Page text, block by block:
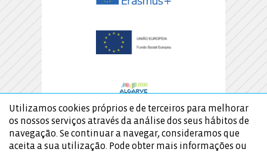
Utilizamos cookies próprios e de terceiros para melhorar
os nossos serviços através da análise dos seus hábitos de
navegação. Se continuar a navegar, consideramos que
aceita a sua utilização. Pode obter mais informações ou